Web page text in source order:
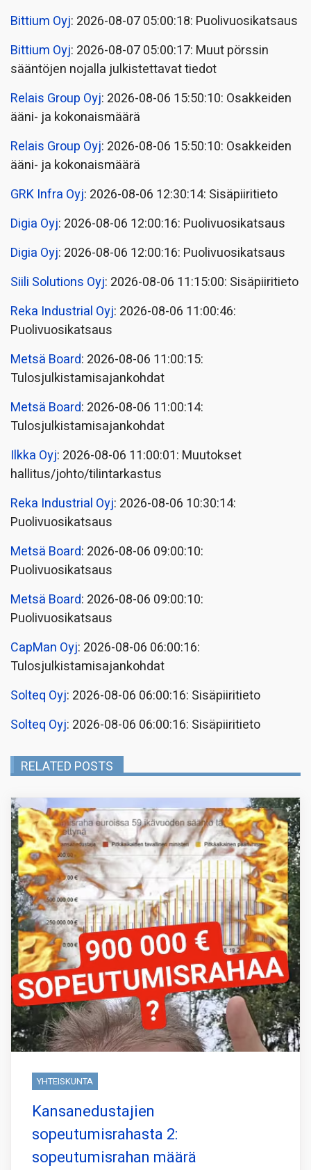
Bittium Oyj: 2026-08-07 05:00:18: Puolivuosikatsaus
Bittium Oyj: 2026-08-07 05:00:17: Muut pörssin
sääntöjen nojalla julkistettavat tiedot
Relais Group Oyj: 2026-08-06 15:50:10: Osakkeiden
ääni- ja kokonaismäärä
Relais Group Oyj: 2026-08-06 15:50:10: Osakkeiden
ääni- ja kokonaismäärä
GRK Infra Oyj: 2026-08-06 12:30:14: Sisäpiiritieto
Digia Oyj: 2026-08-06 12:00:16: Puolivuosikatsaus
Digia Oyj: 2026-08-06 12:00:16: Puolivuosikatsaus
Siili Solutions Oyj: 2026-08-06 11:15:00: Sisäpiiritieto
Reka Industrial Oyj: 2026-08-06 11:00:46:
Puolivuosikatsaus
Metsä Board: 2026-08-06 11:00:15:
Tulosjulkistamisajankohdat
Metsä Board: 2026-08-06 11:00:14:
Tulosjulkistamisajankohdat
Ilkka Oyj: 2026-08-06 11:00:01: Muutokset
hallitus/johto/tilintarkastus
Reka Industrial Oyj: 2026-08-06 10:30:14:
Puolivuosikatsaus
Metsä Board: 2026-08-06 09:00:10:
Puolivuosikatsaus
Metsä Board: 2026-08-06 09:00:10:
Puolivuosikatsaus
CapMan Oyj: 2026-08-06 06:00:16:
Tulosjulkistamisajankohdat
Solteq Oyj: 2026-08-06 06:00:16: Sisäpiiritieto
Solteq Oyj: 2026-08-06 06:00:16: Sisäpiiritieto
RELATED POSTS
YHTEISKUNTA
Kansanedustajien
sopeutumisrahasta 2:
sopeutumisrahan määrä